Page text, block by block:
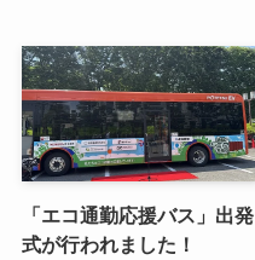
「エコ通勤応援バス」出発
式が行われました！